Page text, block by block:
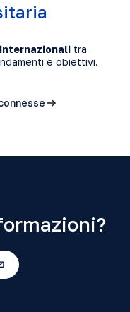
tra
e obiettivi.